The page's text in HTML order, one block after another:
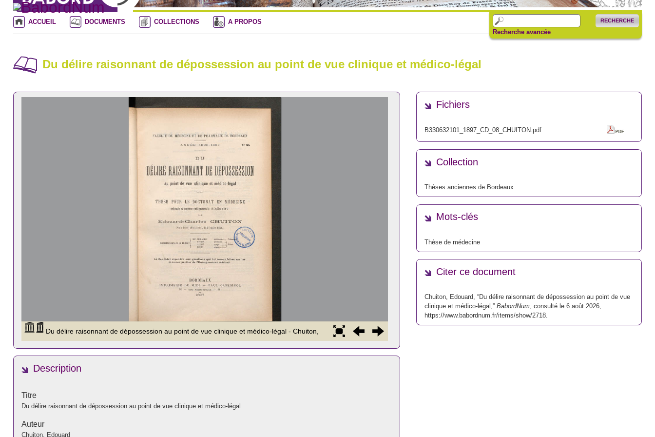
RECHERCHE
Recherche avancée
ACCUEIL DOCUMENTS COLLECTIONS A PROPOS
Du délire raisonnant de dépossession au point de vue clinique et médico-légal
Description
Titre
Du délire raisonnant de dépossession au point de vue clinique et médico-légal
Auteur
Chuiton, Edouard
Fichiers
B330632101_1897_CD_08_CHUITON.pdf
Collection
Thèses anciennes de Bordeaux
Mots-clés
Thèse de médecine
Citer ce document
Chuiton, Edouard, “Du délire raisonnant de dépossession au point de vue
clinique et médico-légal,” BabordNum, consulté le 6 août 2026,
https://www.babordnum.fr/items/show/2718.